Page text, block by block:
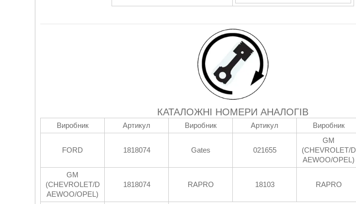
КАТАЛОЖНІ НОМЕРИ АНАЛОГІВ
Виробник Артикул Виробник Артикул Виробник
FORD 1818074 Gates 021655
GM
(CHEVROLET/D
AEWOO/OPEL)
GM
(CHEVROLET/D
AEWOO/OPEL)
1818074 RAPRO 18103 RAPRO